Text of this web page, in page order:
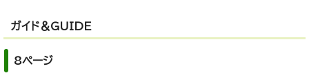
ガイド＆GUIDE
8ページ